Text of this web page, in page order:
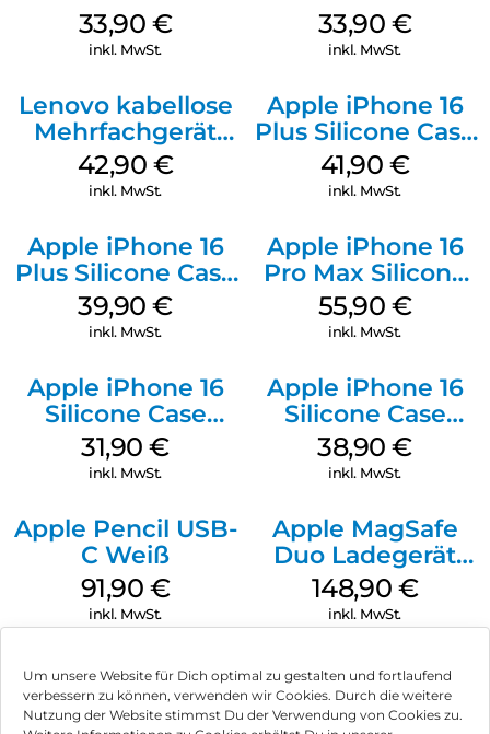
Um unsere Website für Dich optimal zu gestalten und fortlaufend
verbessern zu können, verwenden wir Cookies. Durch die weitere
Nutzung der Website stimmst Du der Verwendung von Cookies zu.
Kabel Weiß
33,90 €
inkl. MwSt.
128 GB + Adapter
Mobile
33,90 €
inkl. MwSt.
Lenovo kabellose
Mehrfachgerät
Luna Grey
42,90 €
inkl. MwSt.
Apple iPhone 16
Plus Silicone Case
MagSafe Stone
Gray
41,90 €
inkl. MwSt.
Apple iPhone 16
Plus Silicone Case
MagSafe Plum
39,90€
inkl. MwSt.
Apple iPhone 16
Pro Max Silicone
Case MagSafe
Stone Gray
55,90 €
inkl. MwSt.
Apple iPhone 16
Silicone Case
MagSafe Fuchsia
31,90€
inkl. MwSt.
Apple iPhone 16
Silicone Case
MagSafe
Ultramarine
38,90€
inkl. MwSt.
Apple Pencil USB-
C Weiß
91,90 €
inkl. MwSt.
Apple MagSafe
Duo Ladegerät
Weiß
148,90 €
inkl. MwSt.